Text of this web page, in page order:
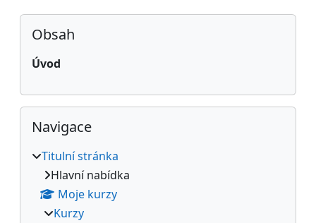
Bloky
Přeskočit: Obsah
Obsah
Úvod
Přeskočit: Navigace
Navigace
Titulní stránka
Hlavní nabídka
Moje kurzy
Kurzy